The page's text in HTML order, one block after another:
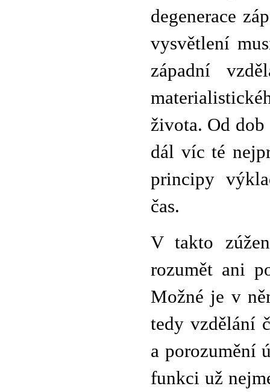
degenerace
vysvětlení
západní
života. Od dob
dál víc té
principy
čas.
V takto
rozumět ani
Možné je v
tedy vzdělání
a porozumění
funkci už